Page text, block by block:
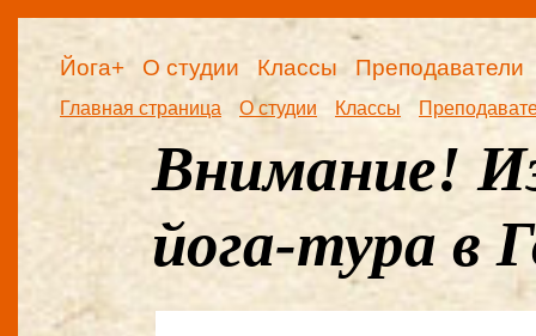
Йога+ О студии Классы Преподаватели
Главная страница О студии Классы
Внимание!
йога-тура в